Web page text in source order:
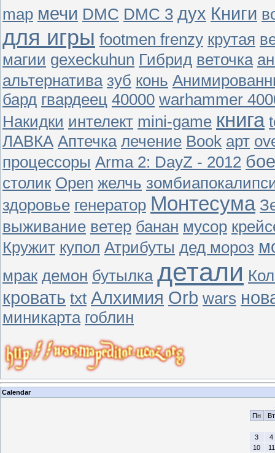
map мечи DMC DMC 3 дух Книги
для игры footmen frenzy крутая
магии gexeckuhun Гибрид веточка
альтернатива зуб конь
бард гвардеец 40000 warhammer
Накидки интелект mini-game книга
ЛАВКА Аптечка лечение Book арт
процессоры Arma 2: DayZ - 2012
столик Open желчь
здоровье генератор Монтесума
выживание ветер банан мусор
Кружит купол Атрибуты дед мороз
мрак демон бутылка детали
кровать txt Алхимия Orb wars
миникарта гоблин
Calendar
Пн
Вт
3
4
10
11